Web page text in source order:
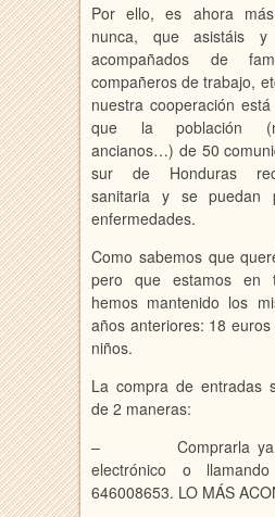
Por ello, es ahora
nunca, que asistáis
acompañados de
compañeros de trabajo,
nuestra cooperación
que la población
ancianos…) de 50
sur de Honduras
sanitaria y se puedan
enfermedades.
Como sabemos que
pero que estamos en
hemos mantenido los
años anteriores: 18
niños.
La compra de entradas
de 2 maneras:
– Comprarla ya,
electrónico o
646008653. LO MÁS